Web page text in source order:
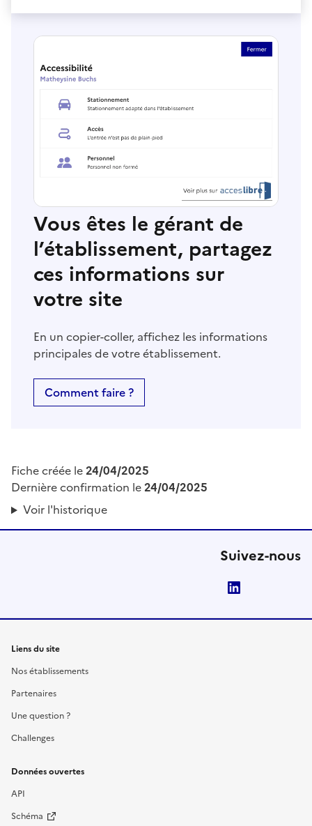
Vous êtes le gérant de
l’établissement, partagez
ces informations sur
votre site
En un copier-coller, affichez les informations
principales de votre établissement.
Comment faire ?
Fiche créée le24/04/2025
Dernière confirmation le24/04/2025
Voir l'historique
Suivez-nous
Liens du site
Nos établissements
Partenaires
Une question ?
Challenges
Données ouvertes
API
Schéma